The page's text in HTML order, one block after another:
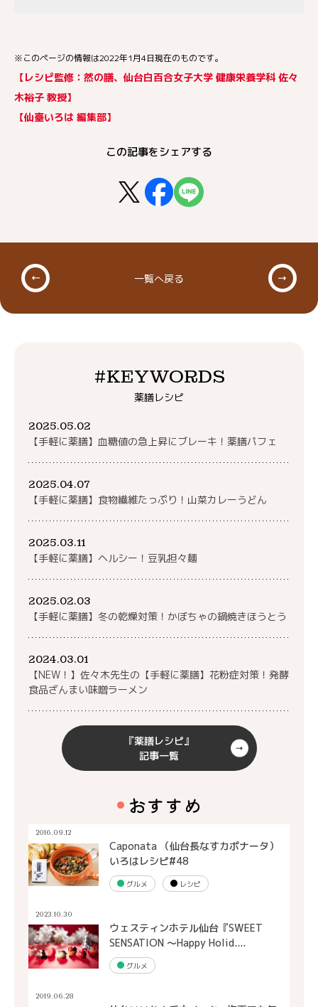
※このページの情報は2022年1月4日現在のものです。
【レシピ監修：然の膳、仙台白百合女子大学 健康栄養学科 佐々
木裕子 教授】
【仙臺いろは 編集部】
この記事をシェアする
一覧へ戻る
#KEYWORDS
薬膳レシピ
2025.05.02
【手軽に薬膳】血糖値の急上昇にブレーキ！薬膳パフェ
2025.04.07
【手軽に薬膳】食物繊維たっぷり！山菜カレーうどん
2025.03.11
【手軽に薬膳】ヘルシー！豆乳担々麺
2025.02.03
【手軽に薬膳】冬の乾燥対策！かぼちゃの鍋焼きほうとう
2024.03.01
【NEW！】佐々木先生の【手軽に薬膳】花粉症対策！発酵
食品ざんまい味噌ラーメン
『薬膳レシピ』
記事一覧
おすすめ
2016.09.12
Caponata （仙台長なすカポナータ）
いろはレシピ#48
グルメ レシピ
2023.10.30
ウェスティンホテル仙台『SWEET
SENSATION ～Happy Holid....
グルメ
2019.06.28